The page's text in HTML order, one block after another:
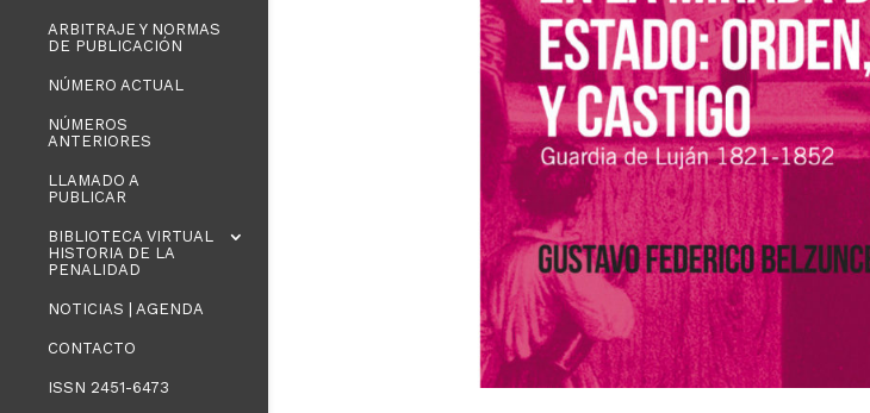
ARBITRAJE Y NORMAS
DE PUBLICACIÓN
NÚMERO ACTUAL
NÚMEROS
ANTERIORES
LLAMADO A
PUBLICAR
BIBLIOTECA VIRTUAL
HISTORIA DE LA
PENALIDAD
NOTICIAS | AGENDA
CONTACTO
ISSN 2451-6473